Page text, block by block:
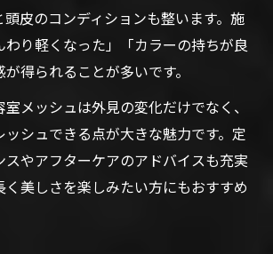
皮のコンディションも整います。施
り軽くなった」「カラーの持ちが良
得られることが多いです。
メッシュは外見の変化だけでなく、
シュできる点が大きな魅力です。定
やアフターケアのアドバイスも充実
く美しさを楽しみたい方にもおすすめ